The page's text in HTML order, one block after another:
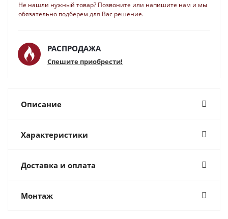
Не нашли нужный товар? Позвоните или напишите нам и мы
обязательно подберем для Вас решение.
РАСПРОДАЖА
Спешите приобрести!
Описание
Характеристики
Доставка и оплата
Монтаж